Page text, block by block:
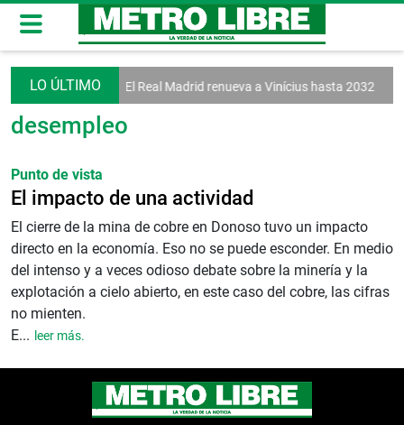
en Venezuela El Real Madrid renueva a Vinícius hasta 2032
desempleo
Punto de vista
El impacto de una actividad
El cierre de la mina de cobre en Donoso tuvo un impacto
directo en la economía. Eso no se puede esconder. En medio
del intenso y a veces odioso debate sobre la minería y la
explotación a cielo abierto, en este caso del cobre, las cifras
no mienten.
E... leer más.